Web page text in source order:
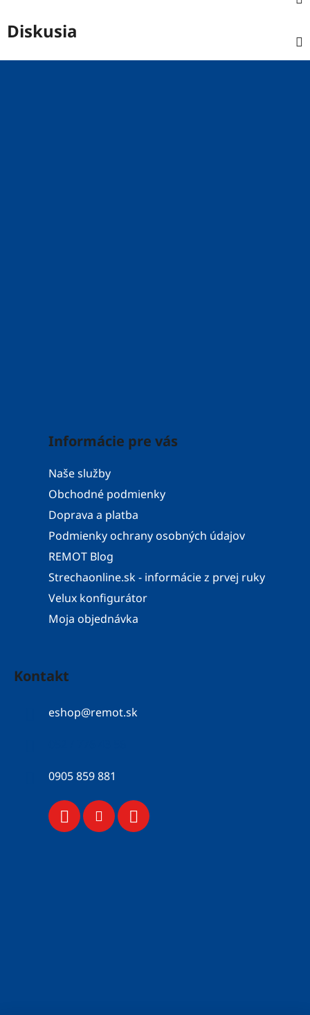
Diskusia
Z
Informácie pre vás
Naše služby
Obchodné podmienky
Doprava a platba
Podmienky ochrany osobných údajov
REMOT Blog
Strechaonline.sk - informácie z prvej ruky
Velux konfigurátor
Moja objednávka
Kontakt
eshop@remot.sk
0905 859 881